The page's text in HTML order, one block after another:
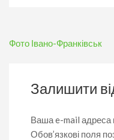
Навігація
Фото Івано-Франківськ
Залишити
Ваша e-mail адреса
Обов’язкові поля